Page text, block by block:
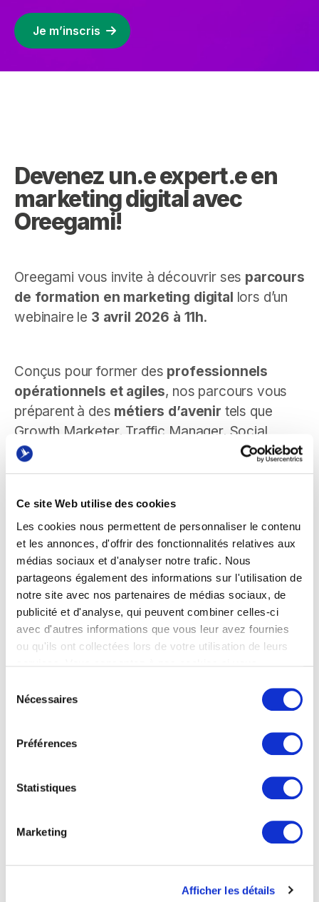
Ce site Web utilise des cookies
Les cookies nous permettent de personnaliser le contenu
et les annonces, d'offrir des fonctionnalités relatives aux
médias sociaux et d'analyser notre trafic. Nous
partageons également des informations sur l'utilisation de
notre site avec nos partenaires de médias sociaux, de
publicité et d'analyse, qui peuvent combiner celles-ci
avec d'autres informations que vous leur avez fournies
ou qu'ils ont collectées lors de votre utilisation de leurs
Nécessaires
Préférences
Statistiques
Marketing
Afficher les détails
Je m’inscris
Devenez un.e expert.e en
marketing digital avec
Oreegami!
Oreegami vous invite à découvrir ses parcours
de formation en marketing digital lors d’un
webinaire le 3 avril 2026 à 11h.
Conçus pour former des professionnels
opérationnels et agiles, nos parcours vous
préparent à des métiers d’avenir tels que
Growth Marketer, Traffic Manager, Social
Media Manager, Content Manager ou Expert·e
SEO.
’ADN d’Oreegami repose sur une approche
inclusive et exigeante du digital. La sélection se
fait uniquement sur lessoft skills, sans CV, et
chaque apprenant bénéficie d’un
accompagnement personnalisé
pour évoluer
aussi bien sur le plan professionnel que
personnel.
-Découvrir les points forts de nos trois
– Explorer les métiers accessibles à l’issue de